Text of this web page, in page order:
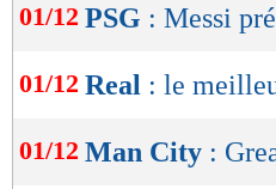
01/12 PSG : Messi
01/12 Real : le
01/12 Man City :